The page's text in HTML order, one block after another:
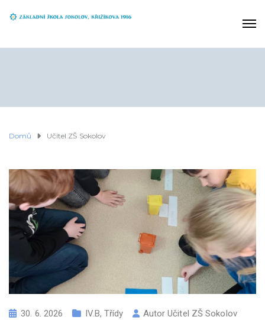
Domů Učitel ZŠ Sokolov
30. 6. 2026 IV.B, Třídy AutorUčitel ZŠ Sokolov